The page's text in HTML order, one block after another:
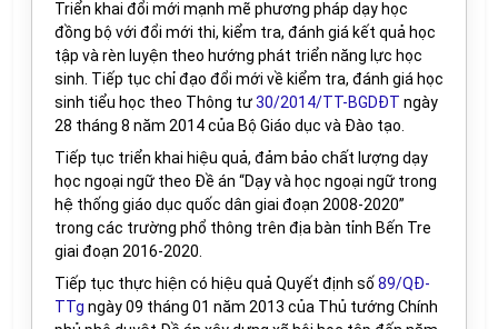
Triển khai đổi mới mạnh mẽ phương pháp dạy học
đồng bộ với đổi mới thi, kiểm tra, đánh giá kết quả học
tập và rèn luyện theo hướng phát triển năng lực học
sinh. Tiếp tục chỉ đạo đổi mới về kiểm tra, đánh giá học
sinh tiểu học theo Thông tư30/2014/TT-BGDĐT ngày
28 tháng 8 năm 2014 của Bộ Giáo dục và Đào tạo
Tiếp tục triển khai hiệu quả, đảm bảo chất lượng dạy
học ngoại ngữ theo Đề án “Dạy và học ngoại ngữ trong
hệ thống giáo dục quốc dân giai đoạn 2008-2020”
trong các trường phổ thông trên địa bàn tỉnh Bến Tre
giai đoạn 2016-2020.
Tiếp tục thực hiện có hiệu quả Quyết định số 89/QĐ-
TTg ngày 09 tháng 01 năm 2013 của Thủ tướng Chính